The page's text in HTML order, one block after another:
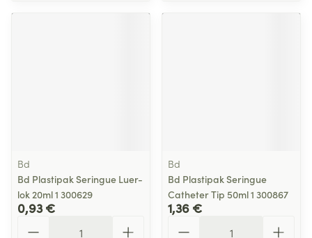
Bd
Bd Plastipak Seringue Luer-
lok 20ml 1 300629
0,93 €
Bd
Bd Plastipak Seringue
Catheter Tip 50ml 1 300867
1,36 €